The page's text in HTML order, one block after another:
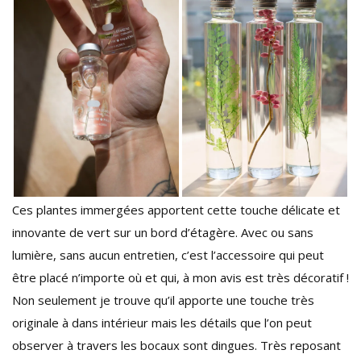
Ces plantes immergées apportent cette touche délicate et
innovante de vert sur un bord d’étagère. Avec ou sans
lumière, sans aucun entretien, c’est l’accessoire qui peut
être placé n’importe où et qui, à mon avis est très décoratif !
Non seulement je trouve qu’il apporte une touche très
originale à dans intérieur mais les détails que l’on peut
observer à travers les bocaux sont dingues. Très reposant